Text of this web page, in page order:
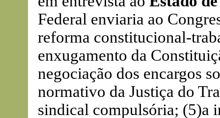
Federal enviaria ao
reforma constitucional-
enxugamento da
negociação dos encargos
normativo da Justiça do
sindical compulsória; (5)a